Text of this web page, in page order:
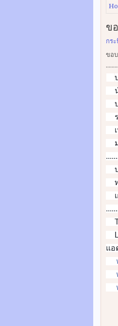
ข
กร
ขอ
แอ